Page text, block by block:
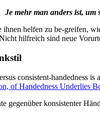
Je mehr man anders ist, um
helfen zu be-greifen,
hilfreich sind neue
consistent-handedness
of Handedness Underlies
gegenüber konsistenter